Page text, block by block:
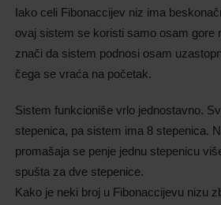
Iako celi Fibonaccijev niz ima
ovaj sistem se koristi samo osam gore
znači da sistem podnosi osam
čega se vraća na početak.
Sistem funkcioniše vrlo jednostavno.
stepenica, pa sistem ima 8 stepenica.
promašaja se penje jednu stepenicu
spušta za dve stepenice.
Kako je neki broj u Fibonaccijevu nizu